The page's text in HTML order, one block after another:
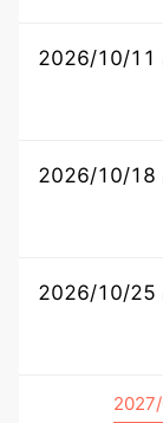
2026/10/11
2026/10/18
2026/10/25